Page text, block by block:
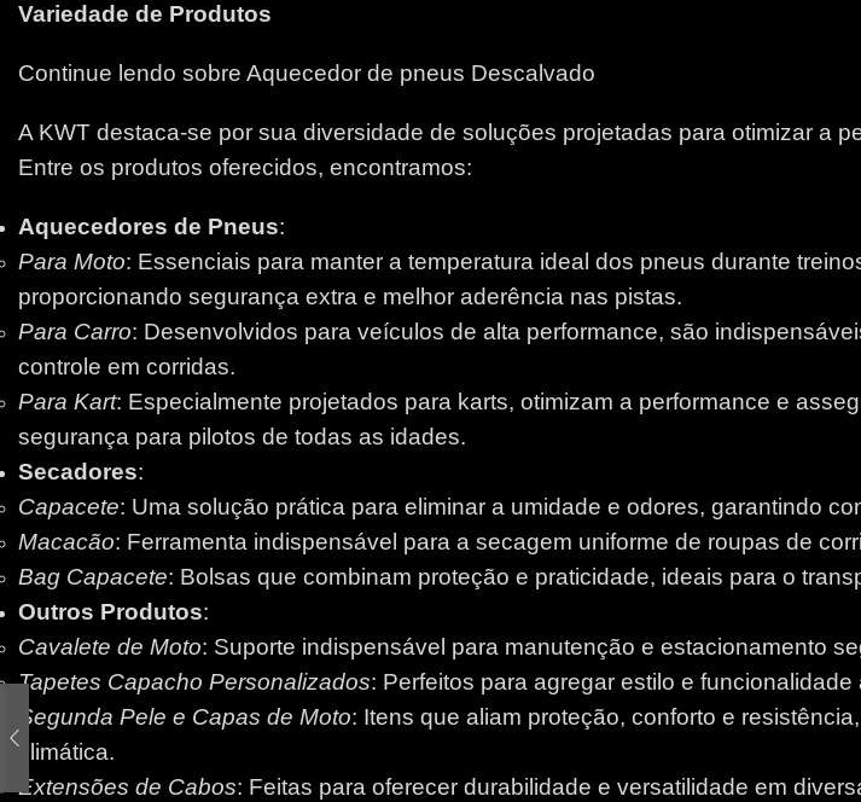
Variedade de Produtos
Continue lendo sobre Aquecedor de pneus Descalvado
A KWT destaca-se por sua diversidade de soluções projetadas para otimizar a
Entre os produtos oferecidos, encontramos:
Aquecedores de Pneus:
Para Moto: Essenciais para manter a temperatura ideal dos pneus durante
proporcionando segurança extra e melhor aderência nas pistas.
Para Carro: Desenvolvidos para veículos de alta performance, são
controle em corridas.
Para Kart: Especialmente projetados para karts, otimizam a performance e
segurança para pilotos de todas as idades.
Secadores:
Capacete: Uma solução prática para eliminar a umidade e odores, garantindo
Macacão: Ferramenta indispensável para a secagem uniforme de roupas de
Bag Capacete: Bolsas que combinam proteção e praticidade, ideais para o
Outros Produtos:
Cavalete de Moto: Suporte indispensável para manutenção e estacionamento
Tapetes Capacho Personalizados: Perfeitos para agregar estilo e funcionalidade
Segunda Pele e Capas de Moto: Itens que aliam proteção, conforto e
climática.
Extensões de Cabos: Feitas para oferecer durabilidade e versatilidade em